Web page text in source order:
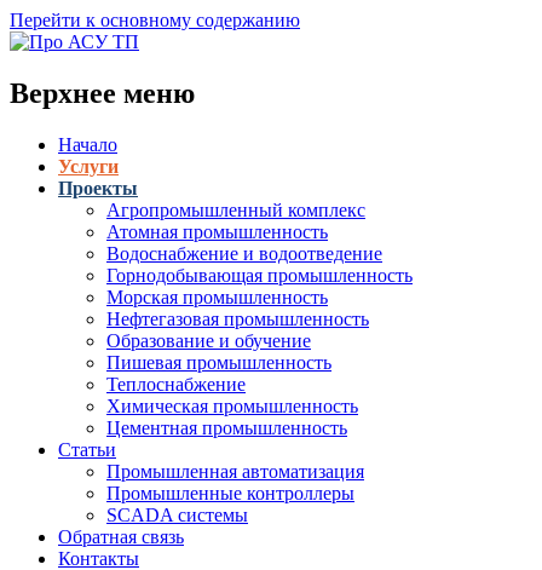
Перейти к основному содержанию
Верхнее меню
Начало
Услуги
Проекты
Агропромышленный комплекс
Атомная промышленность
Водоснабжение и водоотведение
Горнодобывающая промышленность
Морская промышленность
Нефтегазовая промышленность
Образование и обучение
Пишевая промышленность
Теплоснабжение
Химическая промышленность
Цементная промышленность
Статьи
Промышленная автоматизация
Промышленные контроллеры
SCADA системы
Обратная связь
Контакты